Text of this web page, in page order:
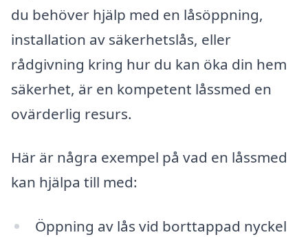
du behöver hjälp med en låsöppning,
installation av säkerhetslås, eller
rådgivning kring hur du kan öka din hem
säkerhet, är en kompetent låssmed en
ovärderlig resurs.
Här är några exempel på vad en låssmed
kan hjälpa till med:
Öppning av lås vid borttappad nyckel